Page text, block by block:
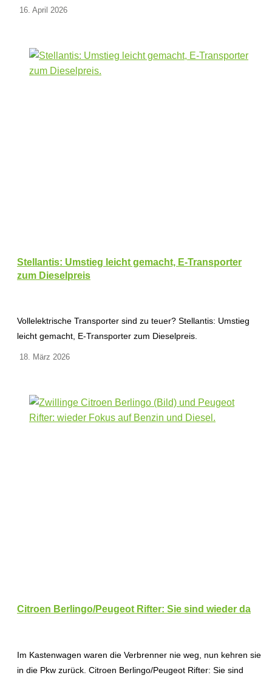
16. April 2026
Stellantis: Umstieg leicht gemacht, E-Transporter
zum Dieselpreis
Vollelektrische Transporter sind zu teuer? Stellantis: Umstieg
leicht gemacht, E-Transporter zum Dieselpreis.
18. März 2026
Citroen Berlingo/Peugeot Rifter: Sie sind wieder da
Im Kastenwagen waren die Verbrenner nie weg, nun kehren sie
in die Pkw zurück. Citroen Berlingo/Peugeot Rifter: Sie sind